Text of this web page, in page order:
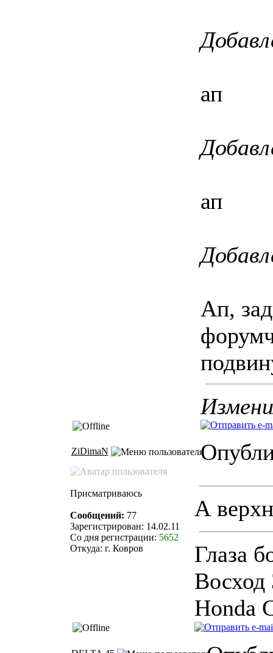
ап
ап
Ап,
ZiDimaN
Присматриваюсь
Сообщений: 77
Зарегистрирован: 14.02.11
Со дня регистрации: 5652
Откуда: г. Ковров
А
Глаза
Восход
Honda